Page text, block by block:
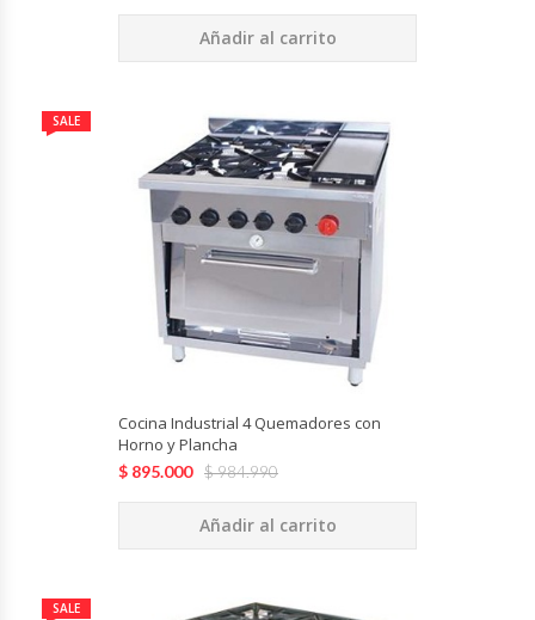
Cortadoras De Huesos
Dispensadores De Salsas
Exhibidoras De Productos Calientes
Añadir al carrito
SALE
Cocina Industrial 4 Quemadores con
Horno y Plancha
$984.990
$ 895.000
Añadir al carrito
SALE